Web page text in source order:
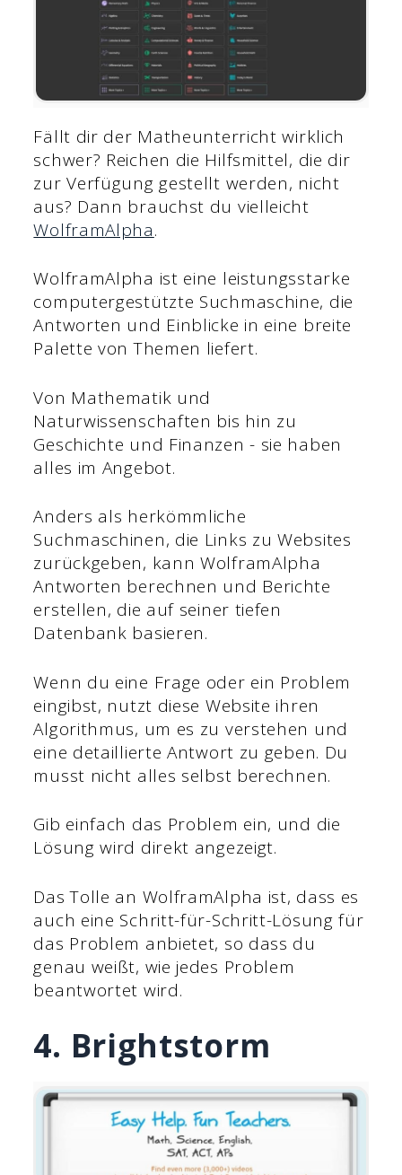
Fällt dir der Matheunterricht wirklich
schwer? Reichen die Hilfsmittel, die dir
zur Verfügung gestellt werden, nicht
aus? Dann brauchst du vielleicht
WolframAlpha.
WolframAlpha ist eine leistungsstarke
computergestützte Suchmaschine, die
Antworten und Einblicke in eine breite
Palette von Themen liefert.
Von Mathematik und
Naturwissenschaften bis hin zu
Geschichte und Finanzen - sie haben
alles im Angebot.
Anders als herkömmliche
Suchmaschinen, die Links zu Websites
zurückgeben, kann WolframAlpha
Antworten berechnen und Berichte
erstellen, die auf seiner tiefen
Datenbank basieren.
Wenn du eine Frage oder ein Problem
eingibst, nutzt diese Website ihren
Algorithmus, um es zu verstehen und
eine detaillierte Antwort zu geben. Du
musst nicht alles selbst berechnen.
Gib einfach das Problem ein, und die
Lösung wird direkt angezeigt.
Das Tolle an WolframAlpha ist, dass es
auch eine Schritt-für-Schritt-Lösung für
das Problem anbietet, so dass du
genau weißt, wie jedes Problem
beantwortet wird.
4. Brightstorm